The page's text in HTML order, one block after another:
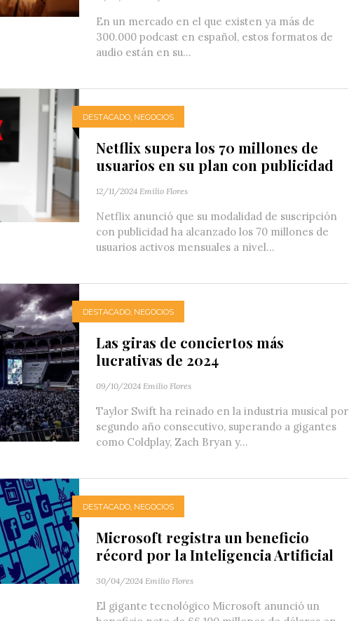
En un mercado en el que existen ya más de
300.000 podcast en español, estos formatos de
audio están en su...
DESTACADO, NEGOCIOS
Netflix supera los 70 millones de
usuarios en su plan con publicidad
12/11/2024 Emilio Flores
Netflix anunció que su modalidad de suscripción
con publicidad ha alcanzado los 70 millones de
usuarios activos mensuales a nivel...
DESTACADO, NEGOCIOS
Las giras de conciertos más
lucrativas de 2024
09/10/2024 Emilio Flores
Taylor Swift ha reinado en la industria musical por
segundo año consecutivo, superando a gigantes
como Coldplay, Zach Bryan y...
DESTACADO, NEGOCIOS
Microsoft registra un beneficio
récord por la Inteligencia Artificial
30/04/2024 Emilio Flores
El gigante tecnológico Microsoft anunció un